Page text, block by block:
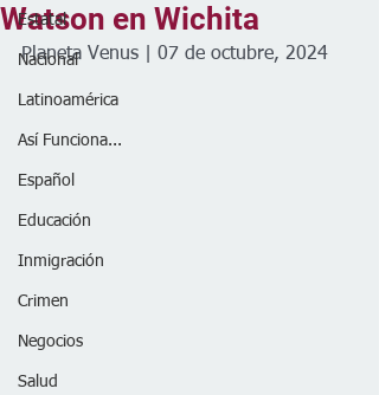
Estatal
Nacional
Latinoamérica
Así Funciona...
Español
Educación
Inmigración
Crimen
Negocios
Salud
Watson en Wichita
Planeta Venus | 07 de octubre, 2024